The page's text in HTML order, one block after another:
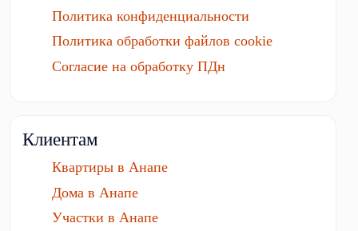
Политика конфиденциальности
Политика обработки файлов cookie
Согласие на обработку ПДн
Клиентам
Квартиры в Анапе
Дома в Анапе
Участки в Анапе